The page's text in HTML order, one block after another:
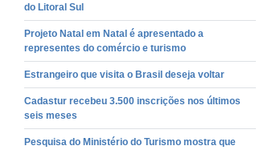
do Litoral Sul
Projeto Natal em Natal é apresentado a
representes do comércio e turismo
Estrangeiro que visita o Brasil deseja voltar
Cadastur recebeu 3.500 inscrições nos últimos
seis meses
Pesquisa do Ministério do Turismo mostra que